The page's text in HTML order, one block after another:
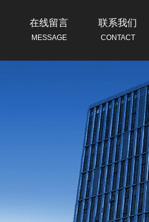
在线留言
MESSAGE
联系我们
CONTACT